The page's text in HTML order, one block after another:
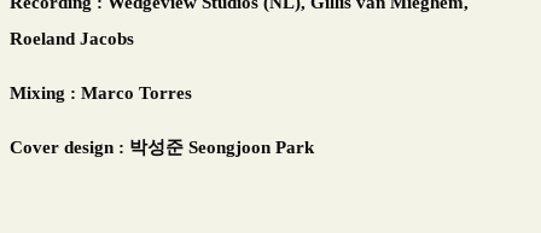
Roeland Jacobs
Mixing : Marco Torres
Cover design : 박성준 Seongjoon Park